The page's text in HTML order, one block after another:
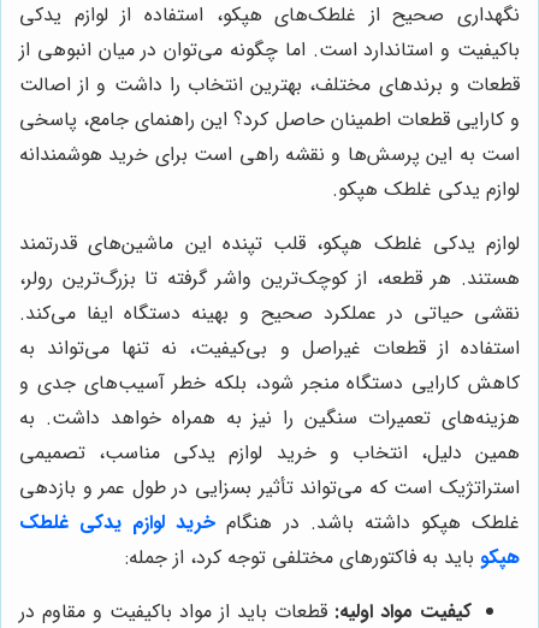
نگهداری صحیح از غلطک‌های هپکو، استفاده از لوازم یدکی
باکیفیت و استاندارد است. اما چگونه می‌توان در میان انبوهی از
قطعات و برندهای مختلف، بهترین انتخاب را داشت و از اصالت
و کارایی قطعات اطمینان حاصل کرد؟ این راهنمای جامع، پاسخی
است به این پرسش‌ها و نقشه راهی است برای خرید هوشمندانه
لوازم یدکی غلطک هپکو.
لوازم یدکی غلطک هپکو، قلب تپنده این ماشین‌های قدرتمند
هستند. هر قطعه، از کوچک‌ترین واشر گرفته تا بزرگ‌ترین رولر،
نقشی حیاتی در عملکرد صحیح و بهینه دستگاه ایفا می‌کند.
استفاده از قطعات غیراصل و بی‌کیفیت، نه تنها می‌تواند به
کاهش کارایی دستگاه منجر شود، بلکه خطر آسیب‌های جدی و
هزینه‌های تعمیرات سنگین را نیز به همراه خواهد داشت. به
همین دلیل، انتخاب و خرید لوازم یدکی مناسب، تصمیمی
استراتژیک است که می‌تواند تأثیر بسزایی در طول عمر و بازدهی
غلطک هپکو داشته باشد. در هنگام خرید لوازم یدکی غلطک
هپکو باید به فاکتورهای مختلفی توجه کرد، از جمله:
کیفیت مواد اولیه: قطعات باید از مواد باکیفیت و مقاوم در